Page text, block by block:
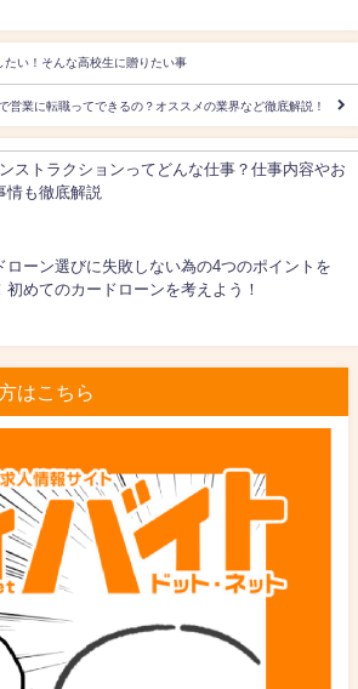
い！そんな高校生に贈りたい事
営業に転職ってできるの？オススメの業界など徹底解説！
ストラクションってどんな仕事？仕事内容やお
情も徹底解説
ローン選びに失敗しない為の4つのポイントを
初めてのカードローンを考えよう！
はこちら